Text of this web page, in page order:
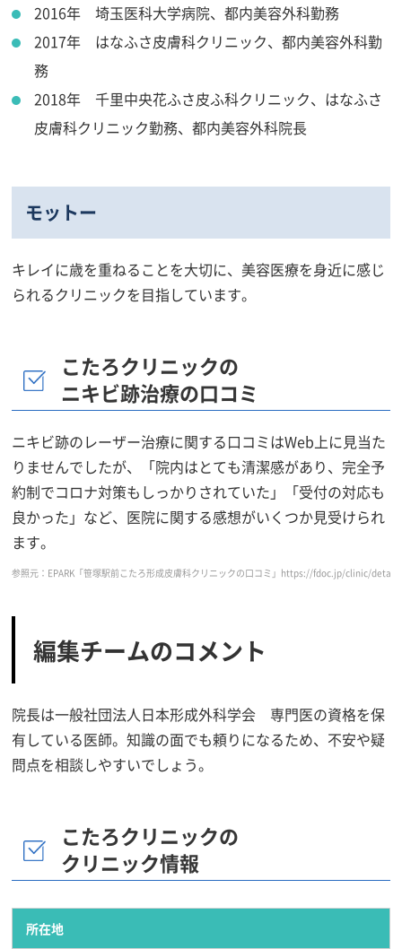
2016年 埼玉医科大学病院、都内美容外科勤務
2017年 はなふさ皮膚科クリニック、都内美容外科勤
務
2018年 千里中央花ふさ皮ふ科クリニック、はなふさ
皮膚科クリニック勤務、都内美容外科院長
モットー
キレイに歳を重ねることを大切に、美容医療を身近に感じ
られるクリニックを目指しています。
こたろクリニックの
ニキビ跡治療の口コミ
ニキビ跡のレーザー治療に関する口コミはWeb上に見当た
りませんでしたが、「院内はとても清潔感があり、完全予
約制でコロナ対策もしっかりされていた」「受付の対応も
良かった」など、医院に関する感想がいくつか見受けられ
ます。
参照元：EPARK「笹塚駅前こたろ形成皮膚科クリニックの口コミ」https://fdoc.jp/clinic/
編集チームのコメント
院長は一般社団法人日本形成外科学会 専門医の資格を保
有している医師。知識の面でも頼りになるため、不安や疑
問点を相談しやすいでしょう。
こたろクリニックの
クリニック情報
所在地